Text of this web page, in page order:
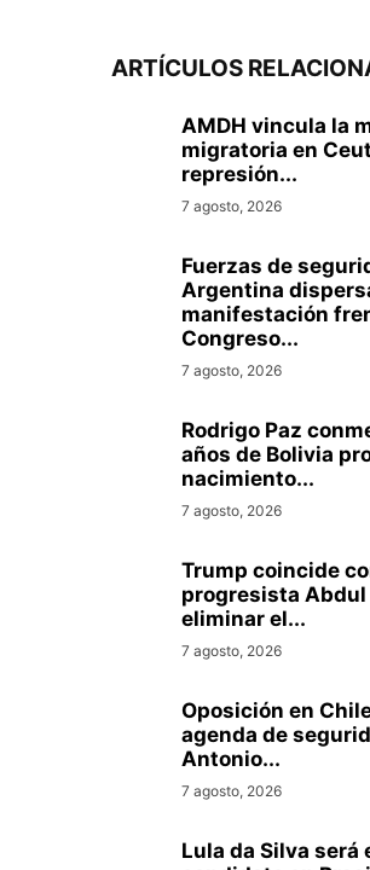
ARTÍCULOS
AMDH vincula la
migratoria en
represión...
7 agosto, 2026
Fuerzas de
Argentina
manifestación
Congreso...
7 agosto, 2026
Rodrigo Paz
años de Bolivia
nacimiento...
7 agosto, 2026
Trump coincide
progresista Abdul
eliminar el...
7 agosto, 2026
Oposición en
agenda de
Antonio...
7 agosto, 2026
Lula da Silva será